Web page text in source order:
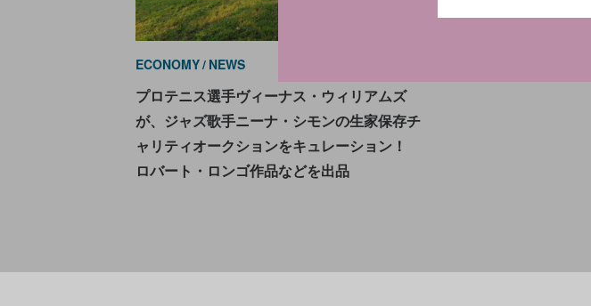
ECONOMY NEWS
プロテニス選手ヴィーナス・ウィリアムズ
が、ジャズ歌手ニーナ・シモンの生家保存チ
ャリティオークションをキュレーション！
ロバート・ロンゴ作品などを出品